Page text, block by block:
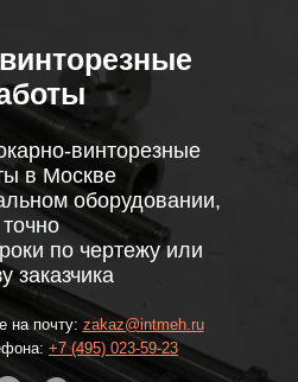
винторезные
в Москве
оборудовании,
точно
по чертежу или
заказчика
на почту: zakaz@intmeh.ru
+7 (495) 023-59-23